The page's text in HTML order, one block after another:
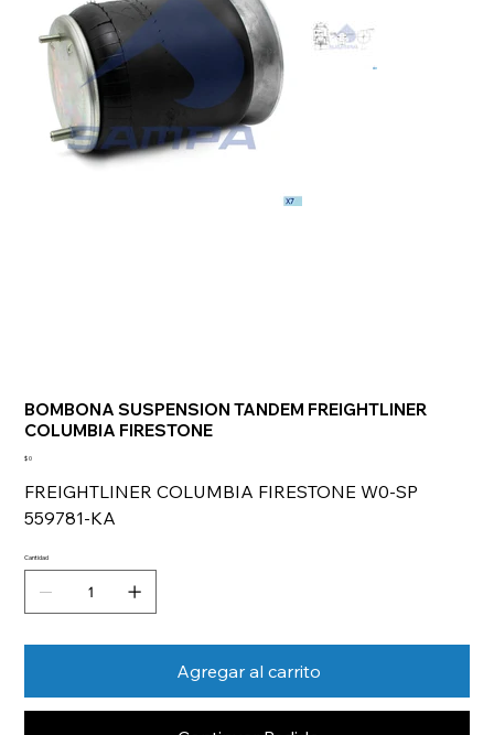
BOMBONA SUSPENSION TANDEM FREIGHTLINER
COLUMBIA FIRESTONE
Precio
$ 0
FREIGHTLINER COLUMBIA FIRESTONE W0-SP
559781-KA
Cantidad
Agregar al carrito